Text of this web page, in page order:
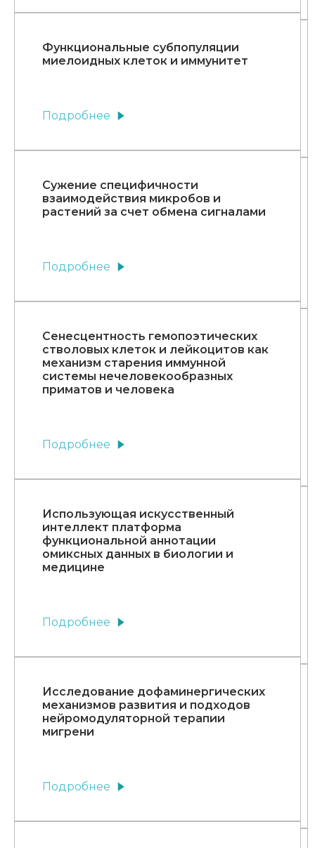
Функциональные субпопуляции
миелоидных клеток и иммунитет
Подробнее
Сужение специфичности
взаимодействия микробов и
растений за счет обмена сигналами
Подробнее
Сенесцентность гемопоэтических
стволовых клеток и лейкоцитов как
механизм старения иммунной
системы нечеловекообразных
приматов и человека
Подробнее
Использующая искусственный
интеллект платформа
функциональной аннотации
омиксных данных в биологии и
медицине
Подробнее
Исследование дофаминергических
механизмов развития и подходов
нейромодуляторной терапии
мигрени
Подробнее